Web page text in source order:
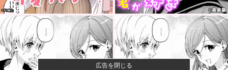
広告を閉じる